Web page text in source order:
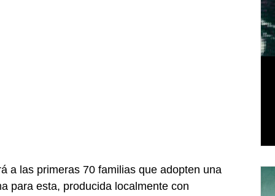
a las primeras 70 familias que adopten una
para esta, producida localmente con